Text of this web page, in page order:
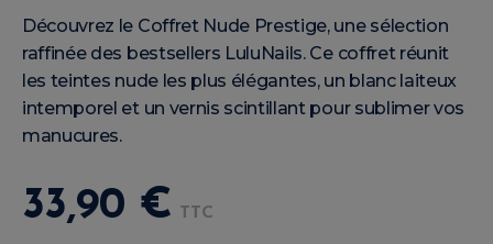
Découvrez le Coffret Nude Prestige, une sélection
raffinée des bestsellers LuluNails. Ce coffret réunit
les teintes nude les plus élégantes, un blanc laiteux
intemporel et un vernis scintillant pour sublimer vos
manucures.
33,90 € TTC